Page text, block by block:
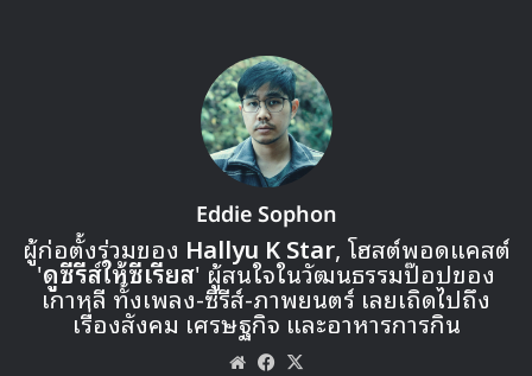
Eddie Sophon
ผู้ก่อตั้งร่วมของ Hallyu K Star, โฮสต์พอดแคสต์
'ดูซีรีส์ให้ซีเรียส' ผู้สนใจในวัฒนธรรมป๊อปของ
เกาหลี ทั้งเพลง-ซีรีส์-ภาพยนตร์ เลยเถิดไปถึง
เรื่องสังคม เศรษฐกิจ และอาหารการกิน
WebsiteFacebook